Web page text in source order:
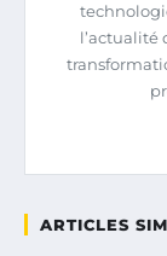
l’actualité
ARTICLES